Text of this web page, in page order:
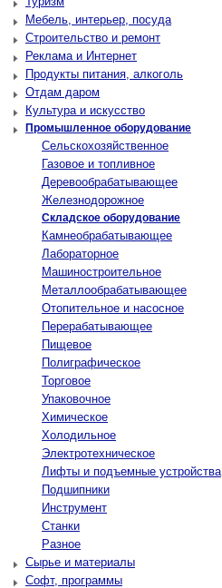
Мебель, интерьер, посуда
Строительство и ремонт
Реклама и Интернет
Продукты питания, алкоголь
Отдам даром
Культура и искусство
Промышленное оборудование
Сельскохозяйственное
Газовое и топливное
Деревообрабатывающее
Железнодорожное
Складское оборудование
Камнеобрабатывающее
Лабораторное
Машиностроительное
Металлообрабатывающее
Отопительное и насосное
Перерабатывающее
Пищевое
Полиграфическое
Торговое
Упаковочное
Химическое
Холодильное
Электротехническое
Лифты и подъемные устройства
Подшипники
Инструмент
Станки
Разное
Сырье и материалы
Софт, программы